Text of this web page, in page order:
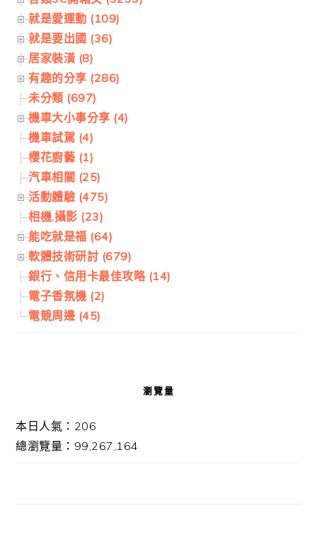
就是愛運動 (109)
就是要出國 (36)
居家裝潢 (8)
有趣的分享 (286)
未分類 (697)
機車大小事分享 (4)
機車試駕 (4)
櫻花廚藝 (1)
汽車相關 (25)
活動體驗 (475)
相機.攝影 (23)
能吃就是福 (64)
軟體技術研討 (679)
銀行、信用卡最佳攻略 (14)
電子香氛機 (2)
電競周邊 (45)
瀏覽量
本日人氣：206
總瀏覽量：99,267,164